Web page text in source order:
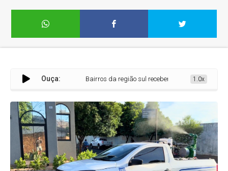
Ouça: Bairros da região sul recebem nebulização veicular
1.0x